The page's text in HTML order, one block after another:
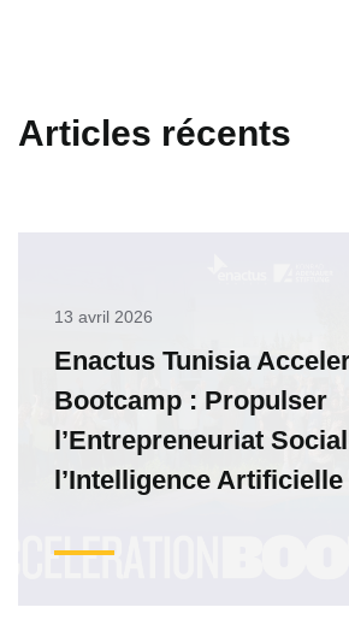
Articles récents
13 avril 2026
Enactus Tunisia
Bootcamp : Propulser
l’Entrepreneuriat
l’Intelligence Artificielle